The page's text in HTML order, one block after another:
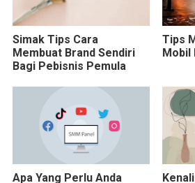
Simak Tips Cara
Membuat Brand Sendiri
Bagi Pebisnis Pemula
Tips
Mobil
Apa Yang Perlu Anda